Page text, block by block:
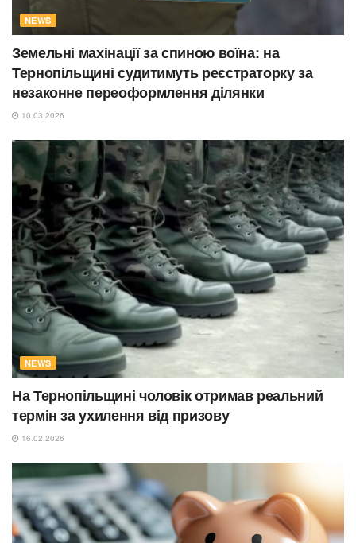
NEWS
Земельні махінації за спиною воїна: на
Тернопільщині судитимуть реєстраторку за
незаконне переоформлення ділянки
10.03.2026
NEWS
На Тернопільщині чоловік отримав реальний
термін за ухилення від призову
16.02.2026